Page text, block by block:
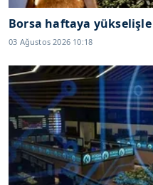
Borsa haftaya yükselişle
03 Ağustos 2026 10:18